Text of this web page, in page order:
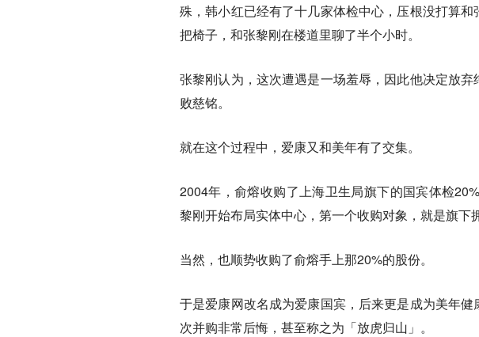
殊，韩小红已经有了十几家体检中心，压根没打算
把椅子，和张黎刚在楼道里聊了半个小时。
张黎刚认为，这次遭遇是一场羞辱，因此他决定放
败慈铭。
就在这个过程中，爱康又和美年有了交集。
2004年，俞熔收购了上海卫生局旗下的国宾体检
黎刚开始布局实体中心，第一个收购对象，就是旗下
当然，也顺势收购了俞熔手上那20%的股份。
于是爱康网改名成为爱康国宾，后来更是成为美年
次并购非常后悔，甚至称之为「放虎归山」。